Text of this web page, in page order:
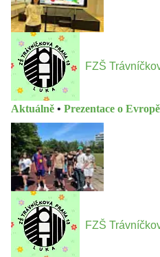
FZŠ
Aktuálně • Prezentace o Evropě
FZŠ